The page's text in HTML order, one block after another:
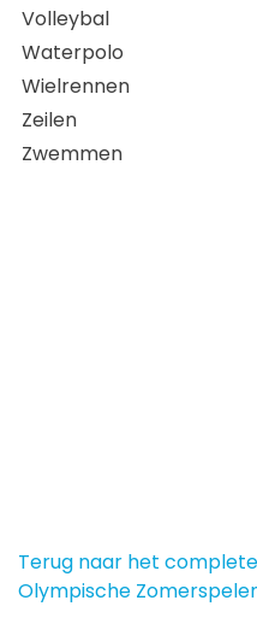
Volleybal
Waterpolo
Wielrennen
Zeilen
Zwemmen
Terug naar het
Olympische